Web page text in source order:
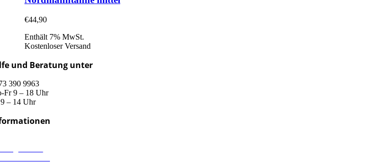
€44,90
Enthält 7% MwSt.
Kostenloser Versand
und Beratung unter
390 9963
Fr 9 – 18 Uhr
9 – 14 Uhr